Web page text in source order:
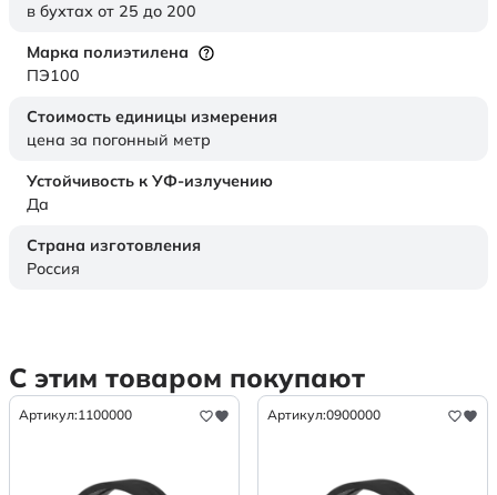
в бухтах от 25 до 200
Марка полиэтилена
ПЭ100
Стоимость единицы измерения
цена за погонный метр
Устойчивость к УФ-излучению
Да
Страна изготовления
Россия
С этим товаром покупают
Артикул:1100000 Артикул:0900000